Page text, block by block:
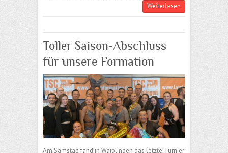
Weiterlesen
Toller Saison-Abschluss
für unsere Formation
Am Samstag fand in Waiblingen das letzte Turnier